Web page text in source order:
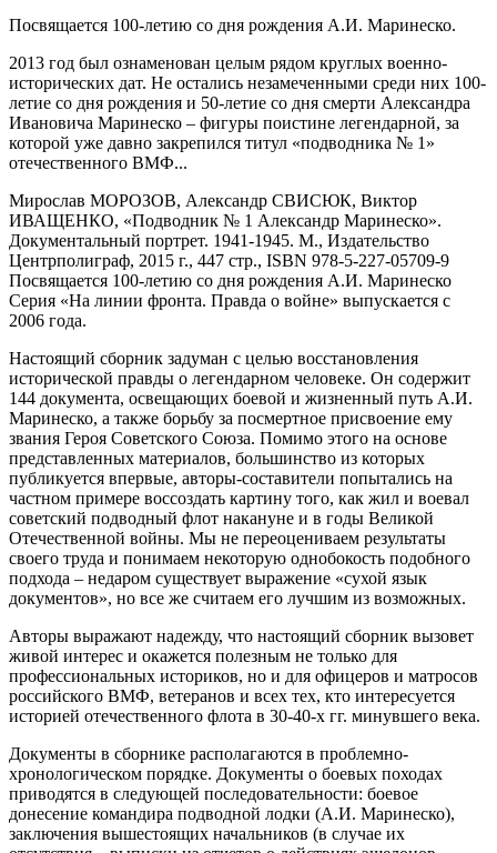
Посвящается 100-летию со дня рождения А.И. Маринеско.
2013 год был ознаменован целым рядом круглых военно-
исторических дат. Не остались незамеченными среди них 100-
летие со дня рождения и 50-летие со дня смерти Александра
Ивановича Маринеско – фигуры поистине легендарной, за
которой уже давно закрепился титул «подводника № 1»
отечественного ВМФ...
Мирослав МОРОЗОВ, Александр СВИСЮК, Виктор
ИВАЩЕНКО, «Подводник № 1 Александр Маринеско».
Документальный портрет. 1941-1945. М., Издательство
Центрполиграф, 2015 г., 447 стр., ISBN 978-5-227-05709-9
Посвящается 100-летию со дня рождения А.И. Маринеско
Серия «На линии фронта. Правда о войне» выпускается с
2006 года.
Настоящий сборник задуман с целью восстановления
исторической правды о легендарном человеке. Он содержит
144 документа, освещающих боевой и жизненный путь А.И.
Маринеско, а также борьбу за посмертное присвоение ему
звания Героя Советского Союза. Помимо этого на основе
представленных материалов, большинство из которых
публикуется впервые, авторы-составители попытались на
частном примере воссоздать картину того, как жил и воевал
советский подводный флот накануне и в годы Великой
Отечественной войны. Мы не переоцениваем результаты
своего труда и понимаем некоторую однобокость подобного
подхода – недаром существует выражение «сухой язык
документов», но все же считаем его лучшим из возможных.
Авторы выражают надежду, что настоящий сборник вызовет
живой интерес и окажется полезным не только для
профессиональных историков, но и для офицеров и матросов
российского ВМФ, ветеранов и всех тех, кто интересуется
историей отечественного флота в 30-40-х гг. минувшего века.
Документы в сборнике располагаются в проблемно-
хронологическом порядке. Документы о боевых походах
приводятся в следующей последовательности: боевое
донесение командира подводной лодки (А.И. Маринеско),
заключения вышестоящих начальников (в случае их